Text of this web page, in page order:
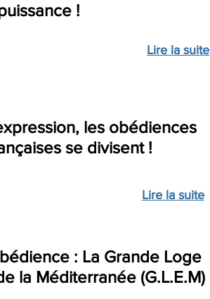
!
Lire la suite
les obédiences
se divisent !
Lire la suite
: La Grande Loge
la Méditerranée (G.L.E.M)